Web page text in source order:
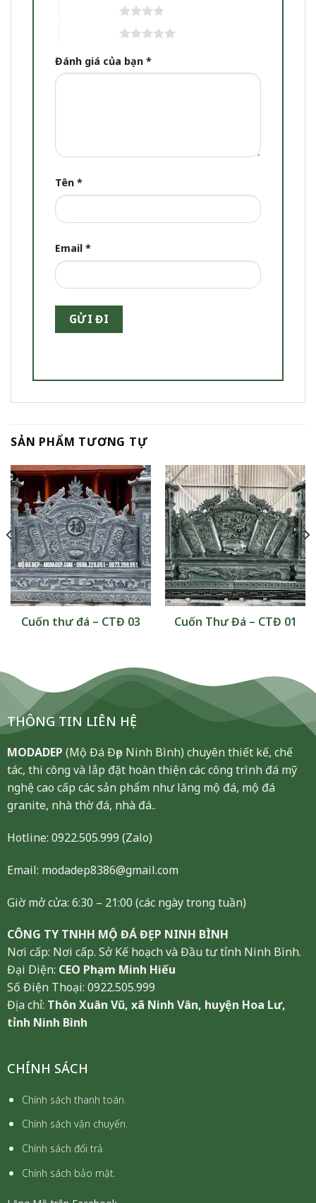
Đánh giá của bạn *
Tên *
Email *
SẢN PHẨM TƯƠNG TỰ
Cuốn thư đá – CTĐ 03 Cuốn Thư Đá – CTĐ 01
THÔNG TIN LIÊN HỆ
MODADEP (Mộ Đá Đẹp Ninh Bình) chuyên thiết kế, chế
tác, thi công và lắp đặt hoàn thiện các công trình đá mỹ
nghệ cao cấp các sản phẩm như lăng mộ đá, mộ đá
granite, nhà thờ đá, nhà đá..
Hotline: 0922.505.999 (Zalo)
Email: modadep8386@gmail.com
Giờ mở cửa: 6:30 – 21:00 (các ngày trong tuần)
CÔNG TY TNHH MỘ ĐÁ ĐẸP NINH BÌNH
Nơi cấp: Nơi cấp. Sở Kế hoạch và Đầu tư tỉnh Ninh Bình.
Đại Diện: CEO Phạm Minh Hiếu
Số Điện Thoại: 0922.505.999
Địa chỉ: Thôn Xuân Vũ, xã Ninh Vân, huyện Hoa Lư,
tỉnh Ninh Bình
CHÍNH SÁCH
Chính sách thanh toán.
Chính sách vận chuyển.
Chính sách đổi trả.
Chính sách bảo mật.